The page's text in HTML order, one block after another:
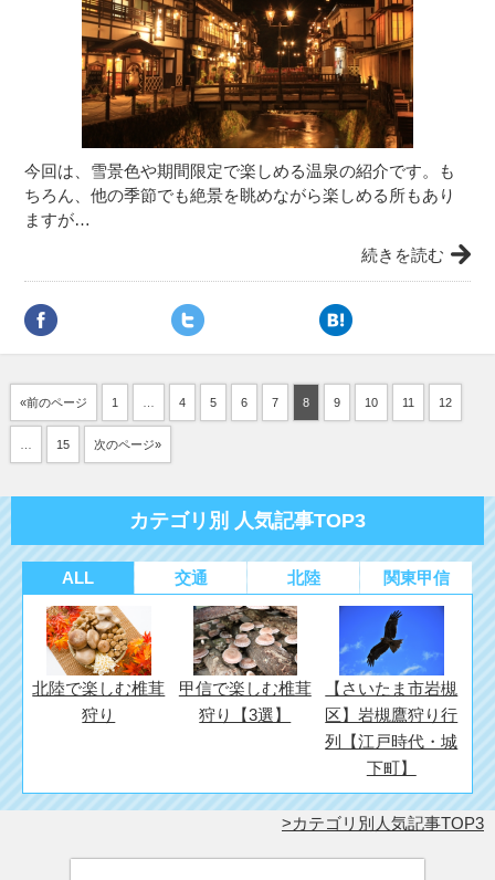
今回は、雪景色や期間限定で楽しめる温泉の紹介です。も
ちろん、他の季節でも絶景を眺めながら楽しめる所もあり
ますが…
続きを読む
«前のページ 1 4 5 6 7 8 9 10 11 12
15 次のページ»
カテゴリ別 人気記事TOP3
ALL 交通 北陸 関東甲信
北陸で楽しむ椎茸
狩り
甲信で楽しむ椎茸
狩り【3選】
【さいたま市岩槻
区】岩槻鷹狩り行
列【江戸時代・城
下町】
カテゴリ別人気記事TOP3